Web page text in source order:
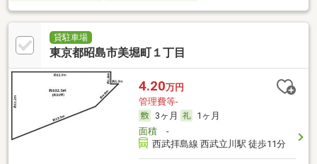
貸駐車場
東京都昭島市美堀町１丁目
4.20万円
管理費等-
3ヶ月
1ヶ月
面積-
西武拝島線 西武立川駅 徒歩11分